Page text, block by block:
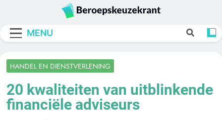
content MENU
HANDEL EN DIENSTVERLENING
20 kwaliteiten van uitblinkende
financiële adviseurs